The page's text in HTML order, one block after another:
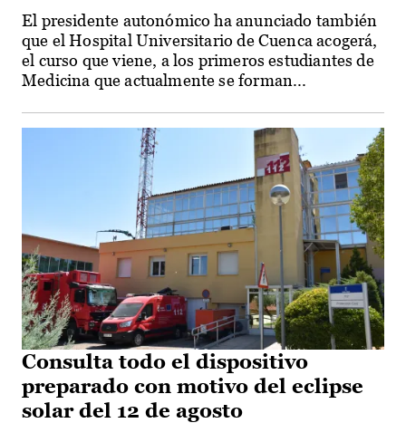
El presidente autonómico ha anunciado también
que el Hospital Universitario de Cuenca acogerá,
el curso que viene, a los primeros estudiantes de
Medicina que actualmente se forman...
Consulta todo el dispositivo
preparado con motivo del eclipse
solar del 12 de agosto